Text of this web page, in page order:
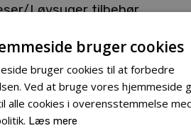
Løvsuger tilbehør
Buskryddere og Trimmere
Entreprenørudstyr
Havetraktor
Hækkeklippere
Motorsav
bruger cookies
bruger cookies til at forbedre
Ved at bruge vores hjemmeside
alle cookies i overensstemmelse
Læs mere